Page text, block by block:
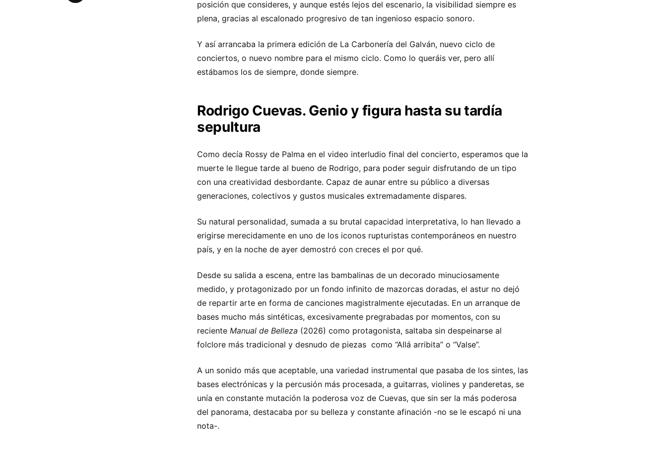
posición que consideres, y aunque estés lejos del escenario, la visibilidad siempre es
plena, gracias al escalonado progresivo de tan ingenioso espacio sonoro.
Y así arrancaba la primera edición de La Carbonería del Galván, nuevo ciclo de
conciertos, o nuevo nombre para el mismo ciclo. Como lo queráis ver, pero allí
estábamos los de siempre, donde siempre.
Rodrigo Cuevas. Genio y figura hasta su tardía
sepultura
Como decía Rossy de Palma en el video interludio final del concierto, esperamos que la
muerte le llegue tarde al bueno de Rodrigo, para poder seguir disfrutando de un tipo
con una creatividad desbordante. Capaz de aunar entre su público a diversas
generaciones, colectivos y gustos musicales extremadamente dispares.
Su natural personalidad, sumada a su brutal capacidad interpretativa, lo han llevado a
erigirse merecidamente en uno de los iconos rupturistas contemporáneos en nuestro
país, y en la noche de ayer demostró con creces el por qué.
Desde su salida a escena, entre las bambalinas de un decorado minuciosamente
medido, y protagonizado por un fondo infinito de mazorcas doradas, el astur no dejó
de repartir arte en forma de canciones magistralmente ejecutadas. En un arranque de
bases mucho más sintéticas, excesivamente pregrabadas por momentos, con su
reciente Manual de Belleza (2026) como protagonista, saltaba sin despeinarse al
folclore más tradicional y desnudo de piezas como “Allá arribita” o “Valse”.
A un sonido más que aceptable, una variedad instrumental que pasaba de los sintes, las
bases electrónicas y la percusión más procesada, a guitarras, violines y panderetas, se
unía en constante mutación la poderosa voz de Cuevas, que sin ser la más poderosa
del panorama, destacaba por su belleza y constante afinación -no se le escapó ni una
nota-.